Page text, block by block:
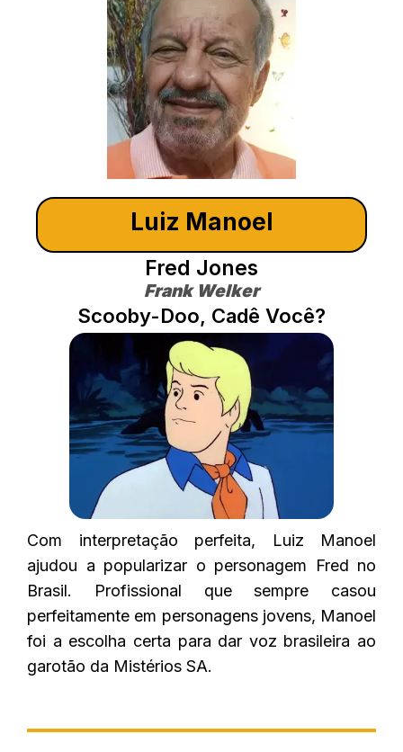
Luiz Manoel
Fred Jones
Frank Welker
Scooby-Doo, Cadê Você?
Com interpretação perfeita, Luiz Manoel
ajudou a popularizar o personagem Fred no
Brasil. Profissional que sempre casou
perfeitamente em personagens jovens, Manoel
foi a escolha certa para dar voz brasileira ao
garotão da Mistérios SA.